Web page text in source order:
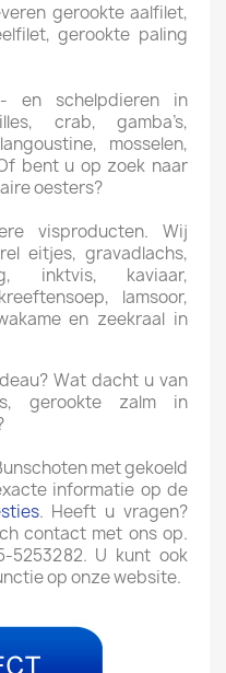
gerookte aalfilet,
gerookte paling
en schelpdieren in
crab, gamba’s,
mosselen,
bent u op zoek naar
oesters?
visproducten. Wij
eitjes, gravadlachs,
inktvis, kaviaar,
lamsoor,
en zeekraal in
Wat dacht u van
gerookte zalm in
met gekoeld
informatie op de
. Heeft u vragen?
contact met ons op.
5253282. U kunt ook
op onze website.